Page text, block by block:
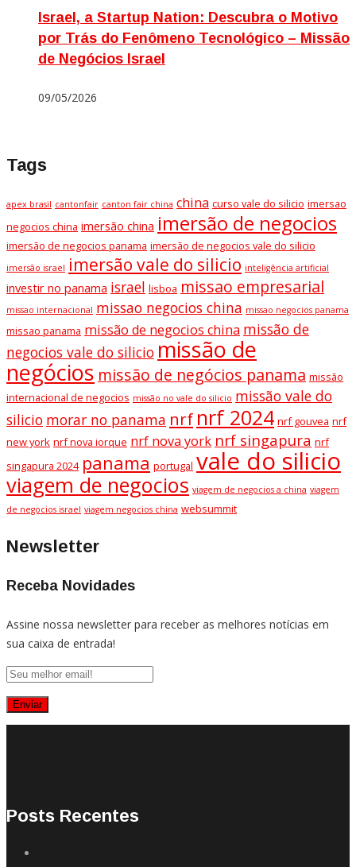
Israel, a Startup Nation: Descubra o Motivo
por Trás do Fenômeno Tecnológico – Missão
de Negócios Israel
09/05/2026
Tags
apex brasil cantonfair canton fair china china curso vale do silicio imersao
negocios china imersão china imersão de negocios
imersão de negocios panama imersão de negocios vale do silicio
imersão israel imersão vale do silicio inteligência artificial
investir no panama israel lisboa missao empresarial
missao internacional missao negocios china missao negocios panama
missao panama missão de negocios china missão de
negocios vale do silicio missão de
negócios missão de negócios panama missão
internacional de negocios missão no vale do silicio missão vale do
silicio morar no panama nrf nrf 2024 nrf gouvea nrf
new york nrf nova iorque nrf nova york nrf singapura nrf
singapura 2024 panama portugal vale do silicio
viagem de negocios viagem de negocios a china viagem
de negocios israel viagem negocios china websummit
Newsletter
Receba Novidades
Assine nossa newsletter para receber as melhores notícias em
sua caixa de entrada!
Posts Recentes